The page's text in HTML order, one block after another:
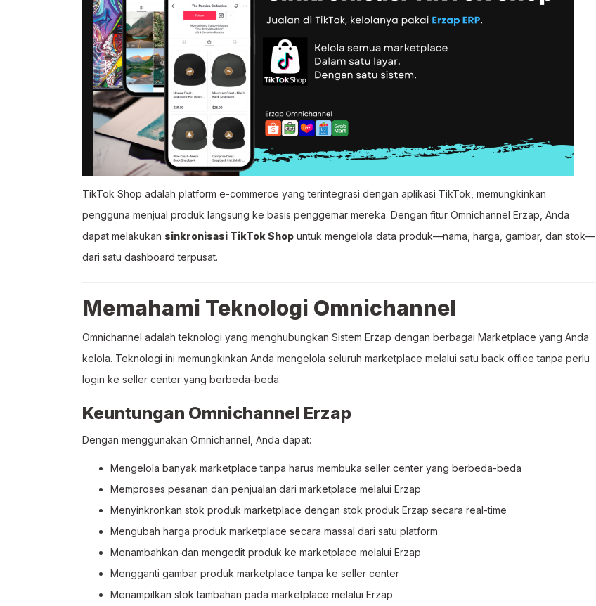
TikTok Shop adalah platform e-commerce yang terintegrasi dengan aplikasi TikTok, memungkinkan
pengguna menjual produk langsung ke basis penggemar mereka. Dengan fitur Omnichannel Erzap, Anda
dapat melakukan sinkronisasi TikTok Shop untuk mengelola data produk—nama, harga, gambar, dan stok—
dari satu dashboard terpusat.
Memahami Teknologi Omnichannel
Omnichannel adalah teknologi yang menghubungkan Sistem Erzap dengan berbagai Marketplace yang Anda
kelola. Teknologi ini memungkinkan Anda mengelola seluruh marketplace melalui satu back office tanpa perlu
login ke seller center yang berbeda-beda.
Keuntungan Omnichannel Erzap
Dengan menggunakan Omnichannel, Anda dapat:
Mengelola banyak marketplace tanpa harus membuka seller center yang berbeda-beda
Memproses pesanan dan penjualan dari marketplace melalui Erzap
Menyinkronkan stok produk marketplace dengan stok produk Erzap secara real-time
Mengubah harga produk marketplace secara massal dari satu platform
Menambahkan dan mengedit produk ke marketplace melalui Erzap
Mengganti gambar produk marketplace tanpa ke seller center
Menampilkan stok tambahan pada marketplace melalui Erzap